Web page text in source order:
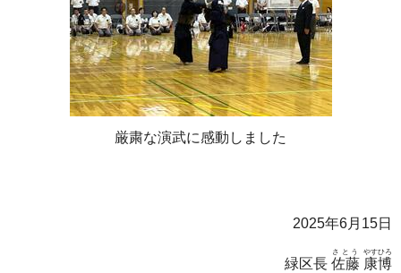
厳粛な演武に感動しました
2025年6月15日
緑区長 佐藤
さとう
康博
やすひろ